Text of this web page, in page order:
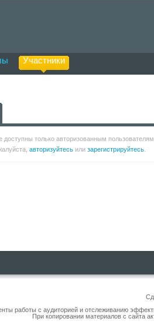
Участники
доступны только авторизованным пользователям.
авторизуйтесь или зарегистрируйтесь
работы с аудиторией и отслеживанию
При копировании материалов с сайта